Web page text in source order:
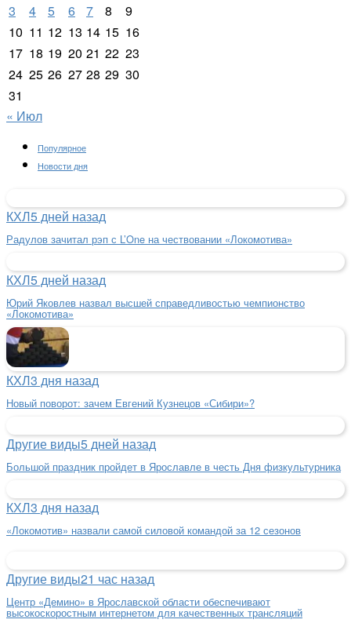
3
4 5 6 7 8
9
10 11 12 13 14 15 16
17 18 19 20 21 22 23
24 25 26 27 28 29 30
31
« Июл
Популярное
Новости дня
КХЛ5 дней назад
Радулов зачитал рэп с L’One на чествовании «Локомотива»
КХЛ5 дней назад
Юрий Яковлев назвал высшей справедливостью чемпионство
«Локомотива»
КХЛ3 дня назад
Новый поворот: зачем Евгений Кузнецов «Сибири»?
Другие виды5 дней назад
Большой праздник пройдет в Ярославле в честь Дня физкультурника
КХЛ3 дня назад
«Локомотив» назвали самой силовой командой за 12 сезонов
Другие виды21 час назад
Центр «Демино» в Ярославской области обеспечивают
высокоскоростным интернетом для качественных трансляций